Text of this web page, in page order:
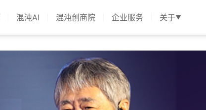
混沌AI 混沌创商院 企业服务 关于▼